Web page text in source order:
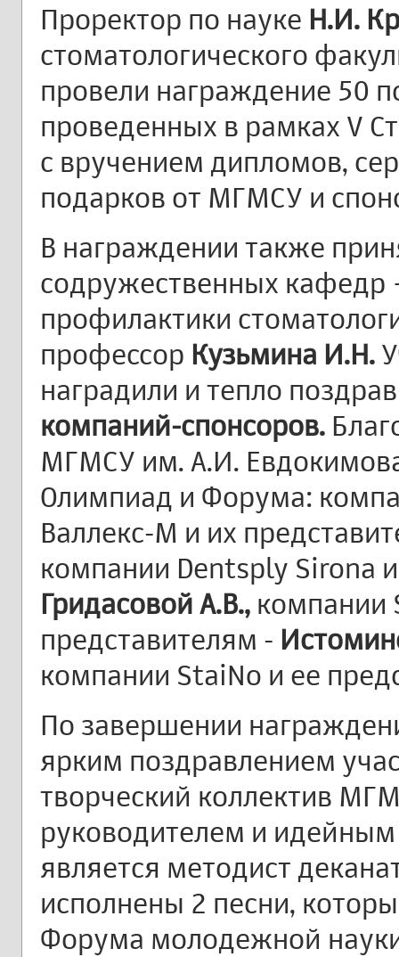
Проректор по науке Н.И.
стоматологического
провели награждение 50
проведенных в рамках V
с вручением дипломов,
подарков от МГМСУ и
В награждении также
содружественных
профилактики
профессор Кузьмина И.Н.
наградили и тепло
компаний-спонсоров.
МГМСУ им. А.И.
Олимпиад и Форума:
Валлекс-М и их
компании Dentsply Sirona
Гридасовой А.В., компании
представителям -
компании StaiNo и ее
По завершении
ярким поздравлением
творческий коллектив
руководителем и
является методист
исполнены 2 песни,
Форума молодежной